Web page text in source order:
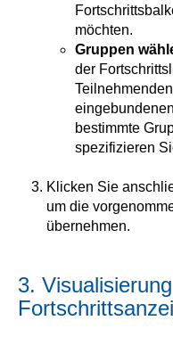
möchten.
Gruppen
der
bestimmte
spezifizieren
Klicken Sie
um die
übernehmen.
3.